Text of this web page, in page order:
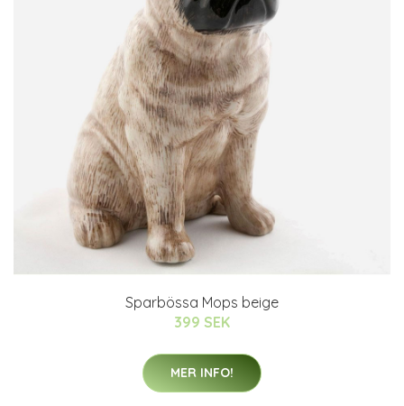
Sparbössa Mops beige
399 SEK
MER INFO!